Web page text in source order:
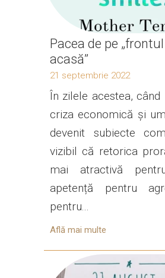
Pacea de pe
acasă”
21 septembrie 2022
În zilele acestea,
criza economică și
devenit subiecte
vizibil că retorica
mai atractivă
apetență pentru
pentru...
Află mai multe